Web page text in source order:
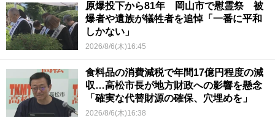
原爆投下から81年 岡山市で慰霊祭 被
爆者や遺族が犠牲者を追悼「一番に平和
しかない」
2026/8/6(木)16:45
食料品の消費減税で年間17億円程度の減
収…高松市長が地方財政への影響を懸念
「確実な代替財源の確保、穴埋めを」
2026/8/6(木)16:38